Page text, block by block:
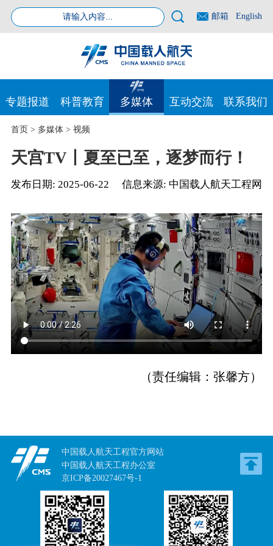
邮箱 English
专题报道 科普教育 多媒体 互动交流 联系我们
首页> 多媒体> 视频
天宫TV丨夏至已至，逐梦而行！
发布日期: 2025-06-22 信息来源: 中国载人航天工程网
（责任编辑：张馨方）
中国载人航天工程官方网站
中国载人航天工程办公室
京ICP备20027467号-1